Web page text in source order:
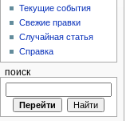
Текущие события
Свежие правки
Случайная статья
Справка
поиск